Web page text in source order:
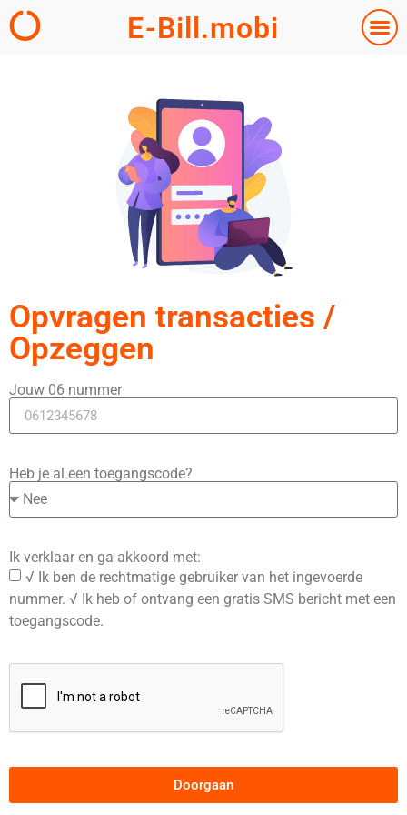
E-Bill.mobi
Opvragen transacties /
Opzeggen
Jouw 06 nummer
Heb je al een toegangscode?
Ik verklaar en ga akkoord met:
√ Ik ben de rechtmatige gebruiker van het ingevoerde
nummer. √ Ik heb of ontvang een gratis SMS bericht met een
toegangscode.
Doorgaan